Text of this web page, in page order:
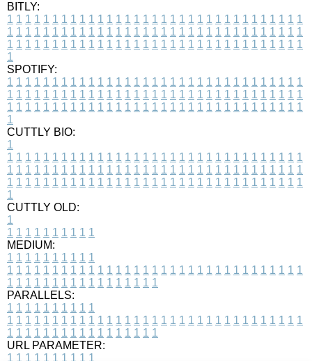
BITLY:
1 1 1 1 1 1 1 1 1 1 1 1 1 1 1 1 1 1 1 1 1 1 1 1 1 1 1 1 1 1 1 1 1
1 1 1 1 1 1 1 1 1 1 1 1 1 1 1 1 1 1 1 1 1 1 1 1 1 1 1 1 1 1 1 1 1
1 1 1 1 1 1 1 1 1 1 1 1 1 1 1 1 1 1 1 1 1 1 1 1 1 1 1 1 1 1 1 1 1
1
SPOTIFY:
1 1 1 1 1 1 1 1 1 1 1 1 1 1 1 1 1 1 1 1 1 1 1 1 1 1 1 1 1 1 1 1 1
1 1 1 1 1 1 1 1 1 1 1 1 1 1 1 1 1 1 1 1 1 1 1 1 1 1 1 1 1 1 1 1 1
1 1 1 1 1 1 1 1 1 1 1 1 1 1 1 1 1 1 1 1 1 1 1 1 1 1 1 1 1 1 1 1 1
1
CUTTLY BIO:
1
1 1 1 1 1 1 1 1 1 1 1 1 1 1 1 1 1 1 1 1 1 1 1 1 1 1 1 1 1 1 1 1 1
1 1 1 1 1 1 1 1 1 1 1 1 1 1 1 1 1 1 1 1 1 1 1 1 1 1 1 1 1 1 1 1 1
1 1 1 1 1 1 1 1 1 1 1 1 1 1 1 1 1 1 1 1 1 1 1 1 1 1 1 1 1 1 1 1 1
1
CUTTLY OLD:
1
1 1 1 1 1 1 1 1 1 1
MEDIUM:
1 1 1 1 1 1 1 1 1 1
1 1 1 1 1 1 1 1 1 1 1 1 1 1 1 1 1 1 1 1 1 1 1 1 1 1 1 1 1 1 1 1 1
1 1 1 1 1 1 1 1 1 1 1 1 1 1 1 1 1
PARALLELS:
1 1 1 1 1 1 1 1 1 1
1 1 1 1 1 1 1 1 1 1 1 1 1 1 1 1 1 1 1 1 1 1 1 1 1 1 1 1 1 1 1 1 1
1 1 1 1 1 1 1 1 1 1 1 1 1 1 1 1 1
URL PARAMETER:
1 1 1 1 1 1 1 1 1 1